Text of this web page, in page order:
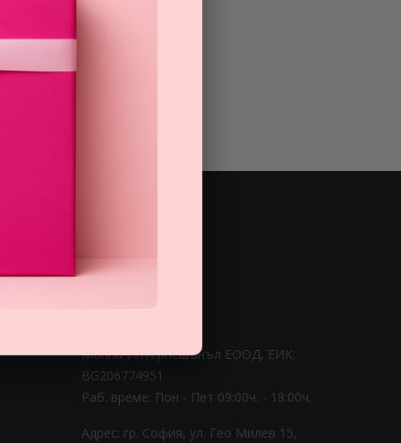
ЗА НАС
Монна Интернешънъл ЕООД, ЕИК:
BG206774951
Раб. време: Пoн - Пет 09:00ч. - 18:00ч.
Адрес: гр. София, ул. Гео Милев 15,